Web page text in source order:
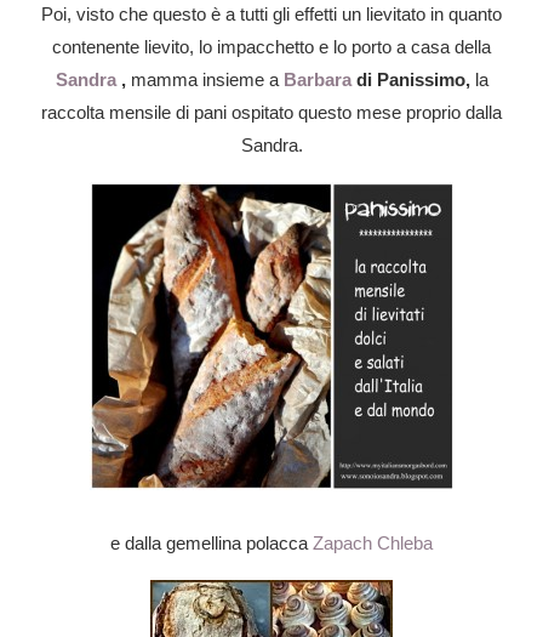
Poi, visto che questo è a tutti gli effetti un lievitato in quanto
contenente lievito, lo impacchetto e lo porto a casa della
Sandra , mamma insieme a Barbaradi Panissimo, la
raccolta mensile di pani ospitato questo mese proprio dalla
Sandra.
e dalla gemellina polacca Zapach Chleba